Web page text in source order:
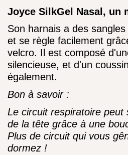
Joyce SilkGel Nasal, un
Son harnais a des
et se règle facilement
velcro. Il est composé
silencieuse, et d'un
également.
Bon à savoir :
Le circuit respiratoire peut
de la tête grâce à une
Plus de circuit qui vous
dormez !